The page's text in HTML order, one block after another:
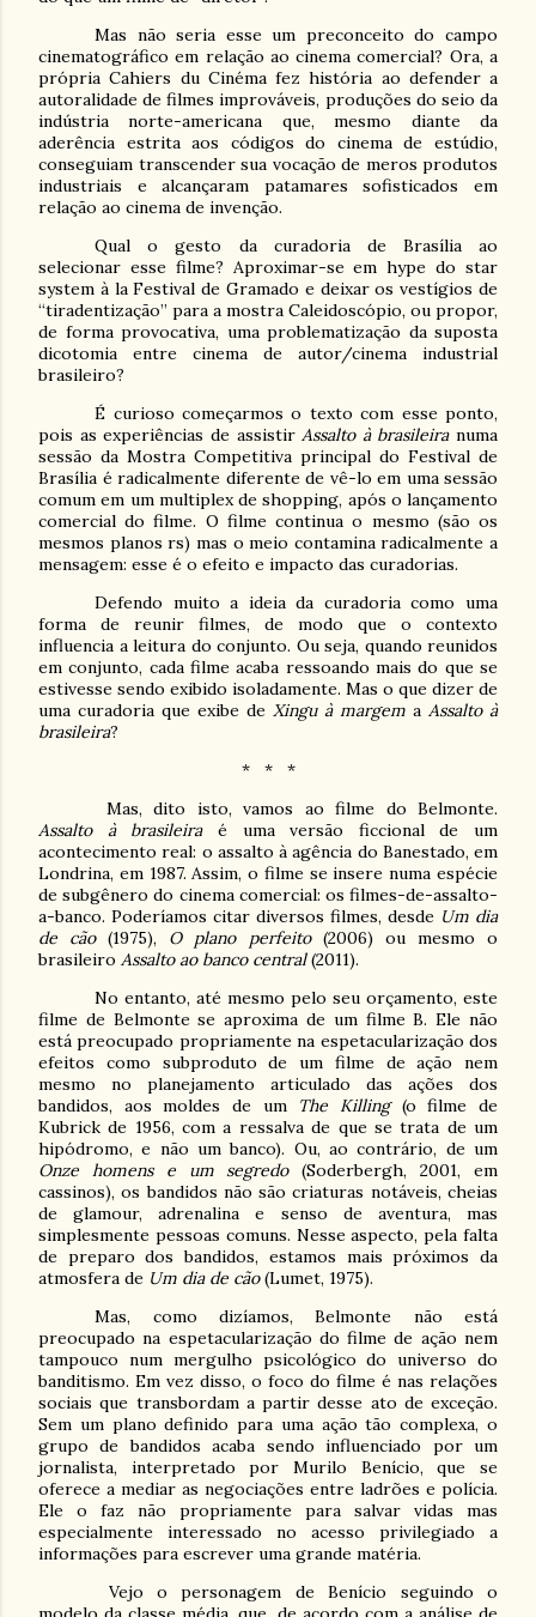
Mas não seria esse um preconceito do campo
cinematográfico em relação ao cinema comercial? Ora, a
própria Cahiers du Cinéma fez história ao defender a
autoralidade de filmes improváveis, produções do seio da
indústria norte-americana que, mesmo diante da
aderência estrita aos códigos do cinema de estúdio,
conseguiam transcender sua vocação de meros produtos
industriais e alcançaram patamares sofisticados em
relação ao cinema de invenção.
Qual o gesto da curadoria de Brasília ao
selecionar esse filme? Aproximar-se em hype do star
system à la Festival de Gramado e deixar os vestígios de
“tiradentização” para a mostra Caleidoscópio, ou propor,
de forma provocativa, uma problematização da suposta
dicotomia entre cinema de autor/cinema industrial
brasileiro?
É curioso começarmos o texto com esse ponto,
pois as experiências de assistir Assalto à brasileiranuma
sessão da Mostra Competitiva principal do Festival de
Brasília é radicalmente diferente de vê-lo em uma sessão
comum em um multiplex de shopping, após o lançamento
comercial do filme. O filme continua o mesmo (são os
mesmos planos rs) mas o meio contamina radicalmente a
mensagem: esse é o efeito e impacto das curadorias.
Defendo muito a ideia da curadoria como uma
forma de reunir filmes, de modo que o contexto
influencia a leitura do conjunto. Ou seja, quando reunidos
em conjunto, cada filme acaba ressoando mais do que se
estivesse sendo exibido isoladamente. Mas o que dizer de
uma curadoria que exibe de Xingu à margem a Assalto à
brasileira?
*
*
*
Mas, dito isto, vamos ao filme do Belmonte.
Assalto à brasileiraé uma versão ficcional de um
acontecimento real: o assalto à agência do Banestado, em
Londrina, em 1987. Assim, o filme se insere numa espécie
de subgênero do cinema comercial: os filmes-de-assalto-
a-banco. Poderíamos citar diversos filmes, desde Um dia
de cão(1975), O plano perfeito(2006) ou mesmo o
brasileiro Assalto ao banco central(2011).
No entanto, até mesmo pelo seu orçamento, este
filme de Belmonte se aproxima de um filme B. Ele não
está preocupado propriamente na espetacularização dos
efeitos como subproduto de um filme de ação nem
mesmo no planejamento articulado das ações dos
bandidos, aos moldes de um The Killing(o filme de
Kubrick de 1956, com a ressalva de que se trata de um
hipódromo, e não um banco). Ou, ao contrário, de um
Onze homens e um segredo(Soderbergh, 2001, em
cassinos), os bandidos não são criaturas notáveis, cheias
de glamour, adrenalina e senso de aventura, mas
simplesmente pessoas comuns. Nesse aspecto, pela falta
de preparo dos bandidos, estamos mais próximos da
atmosfera de Um dia de cão(Lumet, 1975).
Mas, como dizíamos, Belmonte não está
preocupado na espetacularização do filme de ação nem
tampouco num mergulho psicológico do universo do
banditismo. Em vez disso, o foco do filme é nas relações
sociais que transbordam a partir desse ato de exceção.
Sem um plano definido para uma ação tão complexa, o
grupo de bandidos acaba sendo influenciado por um
jornalista, interpretado por Murilo Benício, que se
oferece a mediar as negociações entre ladrões e polícia.
Ele o faz não propriamente para salvar vidas mas
especialmente interessado no acesso privilegiado a
informações para escrever uma grande matéria.
Vejo o personagem de Benício seguindo o